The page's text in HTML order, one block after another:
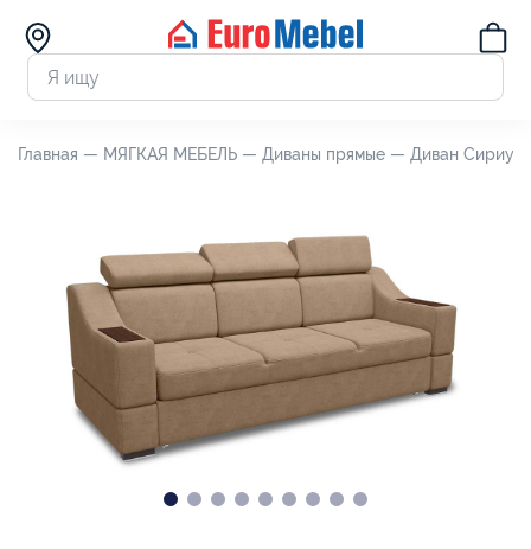
Главная — МЯГКАЯ МЕБЕЛЬ — Диваны прямые — Диван Сириус